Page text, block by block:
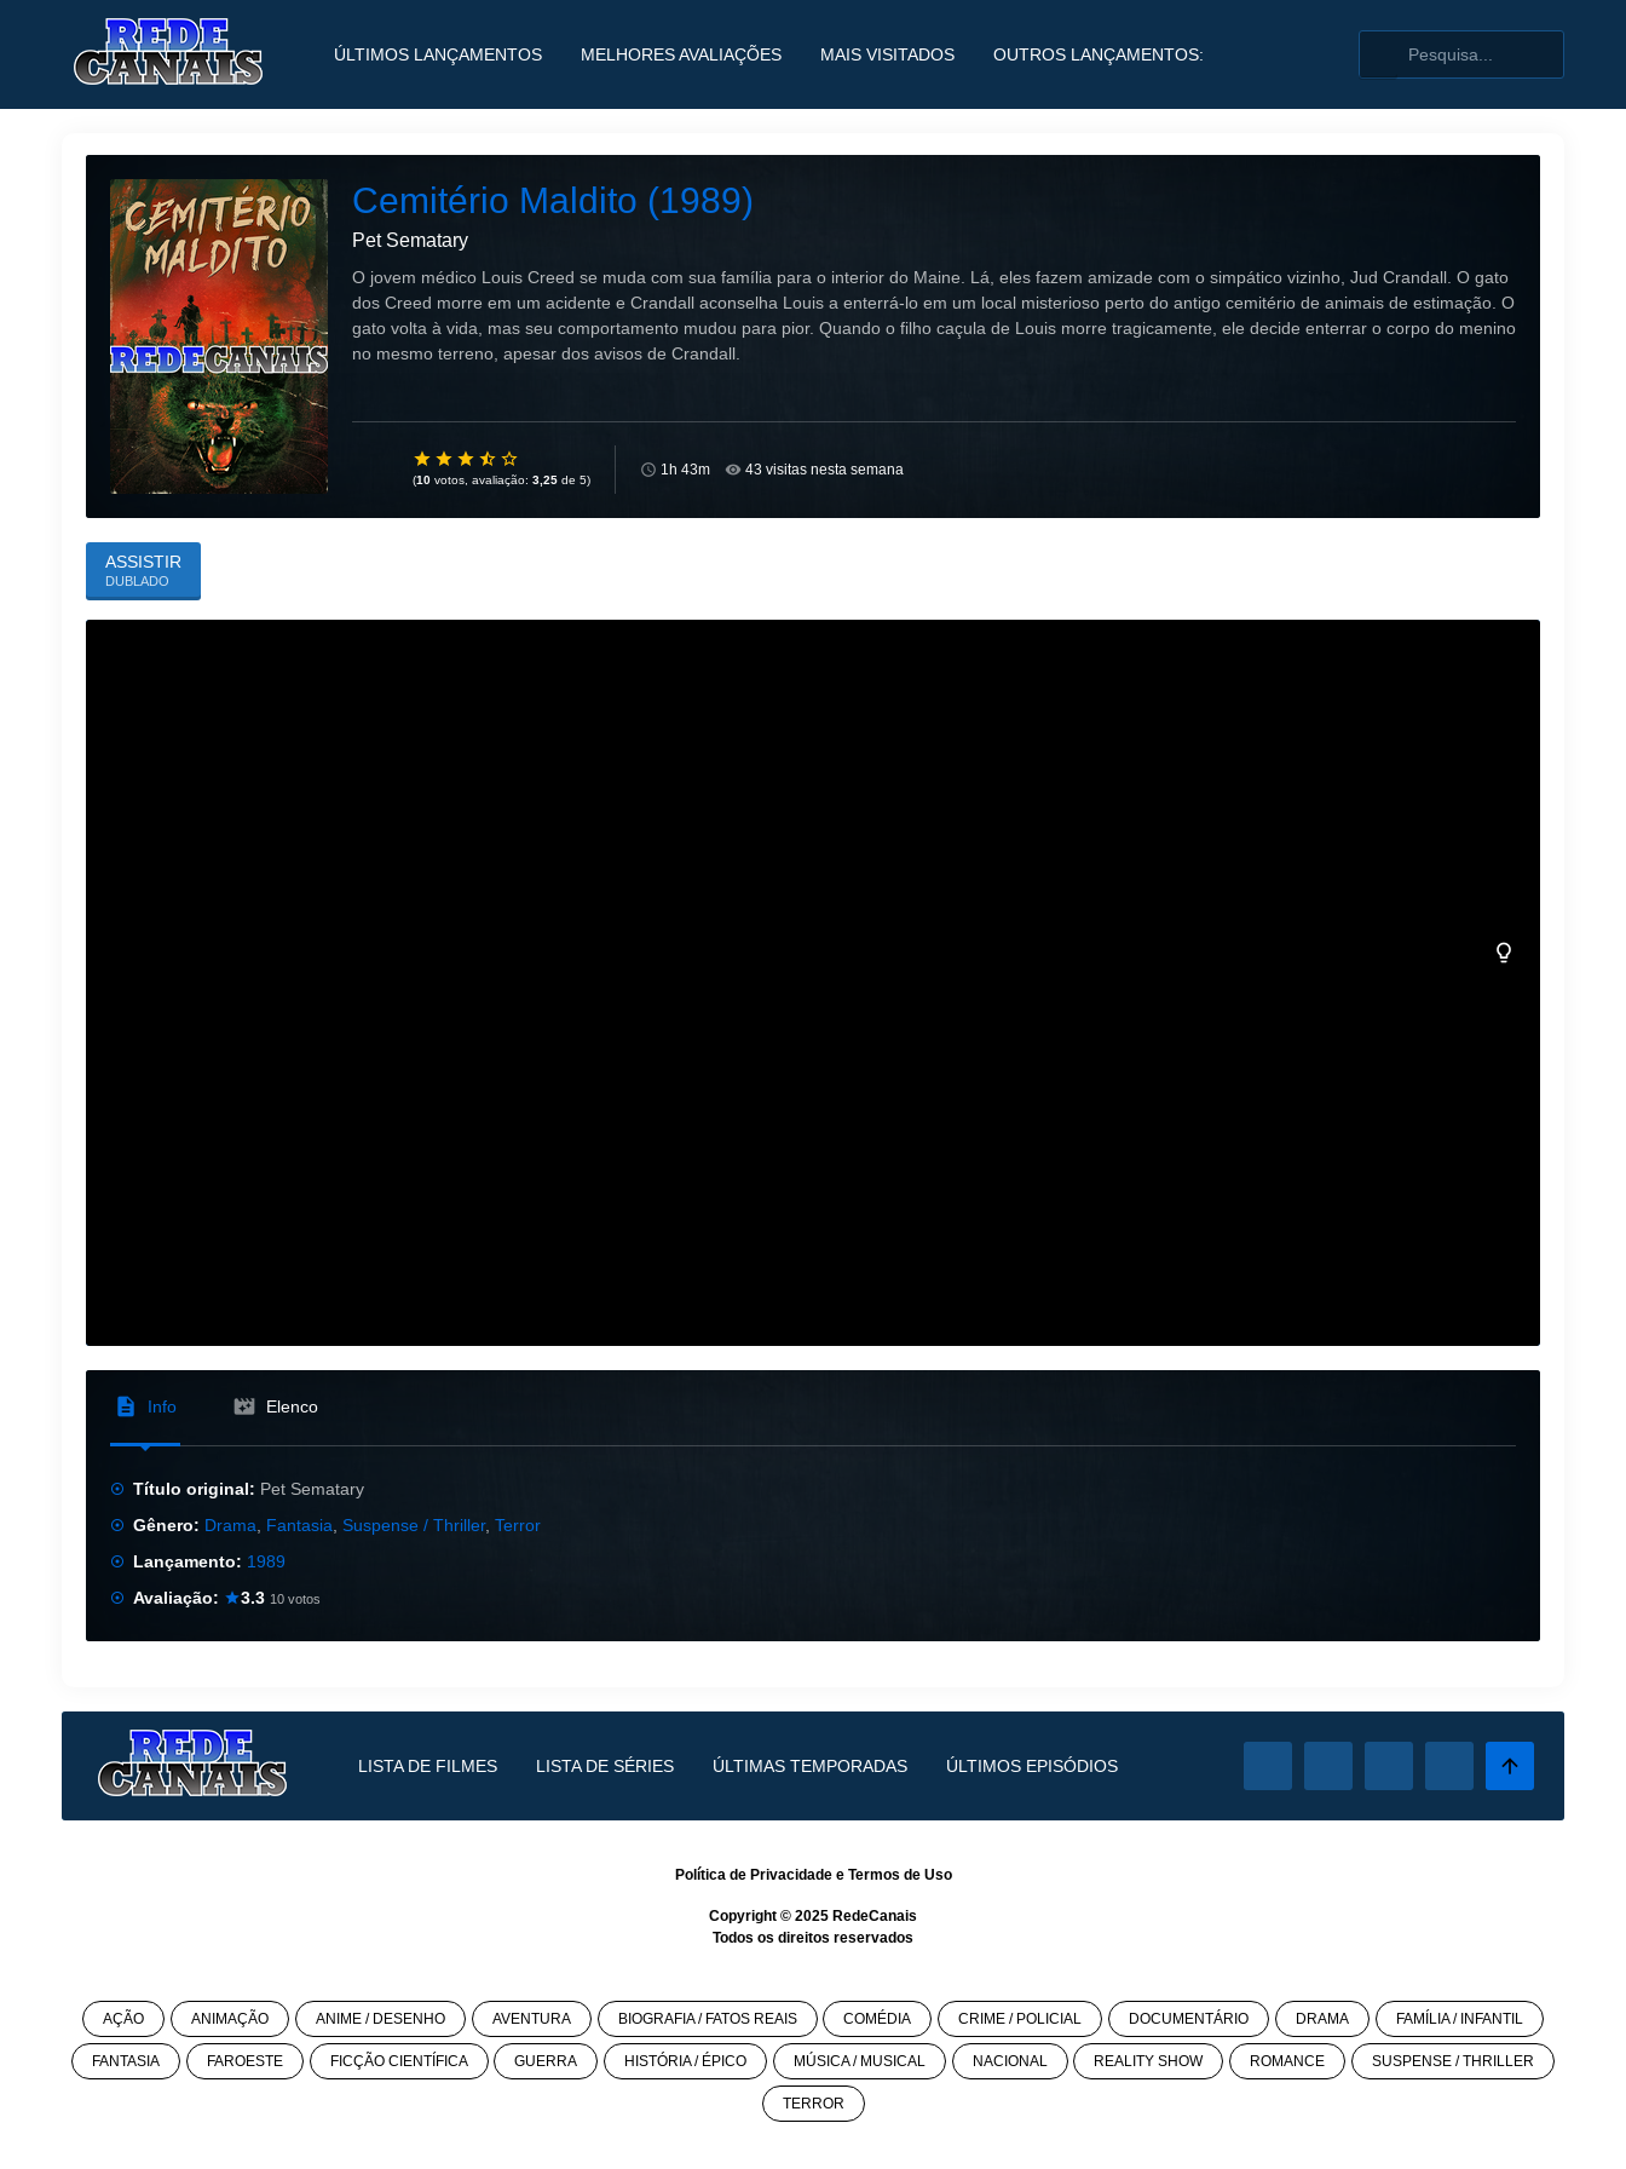
ÚLTIMOS LANÇAMENTOS MELHORES AVALIAÇÕES MAIS VISITADOS OUTROS LANÇAMENTOS:
Cemitério Maldito (1989)
Pet Sematary
O jovem médico Louis Creed se muda com sua família para o interior do Maine. Lá, eles fazem amizade com o simpático vizinho, Jud Crandall. O gato
dos Creed morre em um acidente e Crandall aconselha Louis a enterrá-lo em um local misterioso perto do antigo cemitério de animais de estimação. O
gato volta à vida, mas seu comportamento mudou para pior. Quando o filho caçula de Louis morre tragicamente, ele decide enterrar o corpo do menino
no mesmo terreno, apesar dos avisos de Crandall.
(10 votos, avaliação: 3,25 de 5)
1h 43m 43 visitas nesta semana
ASSISTIR
DUBLADO
Info Elenco
Título original: Pet Sematary
Gênero: Drama Fantasia Suspense / Thriller,Terror
Lançamento: 1989
Avaliação:
3.3 10 votos
LISTA DE FILMES LISTA DE SÉRIES ÚLTIMAS TEMPORADAS ÚLTIMOS EPISÓDIOS
Política de Privacidadee Termos de Uso
Copyright © 2025 RedeCanais
Todos os direitos reservados
AÇÃO ANIMAÇÃO ANIME / DESENHO AVENTURA BIOGRAFIA / FATOS REAIS COMÉDIA CRIME / POLICIAL DOCUMENTÁRIO DRAMA FAMÍLIA / INFANTIL
FANTASIA FAROESTE FICÇÃO CIENTÍFICA GUERRA HISTÓRIA / ÉPICO MÚSICA / MUSICAL NACIONAL REALITY SHOW ROMANCE SUSPENSE / THRILLER
TERROR